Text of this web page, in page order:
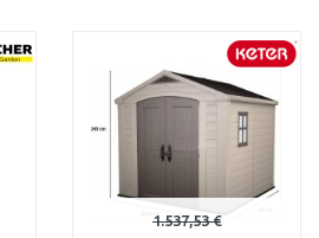
WARENKORB
Vergleichen
1.537,53 €